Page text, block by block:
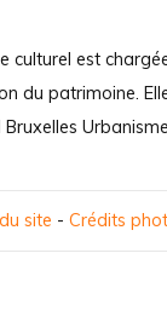
culturel est
du patrimoine.
site - Crédits